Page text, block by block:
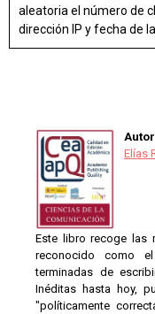
aleatoria el número de
dirección IP y fecha de
Elías
Este libro recoge las
reconocido como
terminadas de
Inéditas hasta hoy,
"políticamente